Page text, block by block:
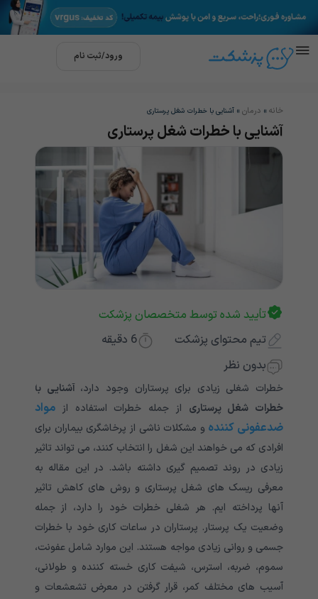
ورود/ثبت نام
خانه » درمان » آشنایی با خطرات شغل پرستاری
آشنایی با خطرات شغل پرستاری
تأیید شده توسط متخصصان پزشکت
تیم محتوای پزشکت
6 دقیقه
بدون نظر
خطرات شغلی زیادی برای پرستاران وجود دارد، آشنایی با
خطرات شغل پرستاری از جمله خطرات استفاده از مواد
ضدعفونی کننده و مشکلات ناشی از پرخاشگری بیماران برای
افرادی که می خواهند این شغل را انتخاب کنند، می تواند تاثیر
زیادی در روند تصمیم گیری داشته باشد. در این مقاله به
معرفی ریسک های شغل پرستاری و روش های کاهش تاثیر
آنها پرداخته ایم. هر شغلی خطرات خود را دارد، از جمله
وضعیت یک پرستار. پرستاران در ساعات کاری خود با خطرات
جسمی و روانی زیادی مواجه هستند. این موارد شامل عفونت،
سموم، ضربه، استرس، شیفت کاری خسته کننده و طولانی،
آسیب های مختلف کمر، قرار گرفتن در معرض تشعشعات و